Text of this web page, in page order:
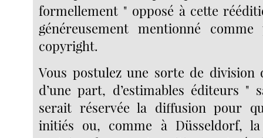
formellement " opposé à cette
généreusement mentionné
copyright.
Vous postulez une sorte de
d’une part, d’estimables éditeurs "
serait réservée la diffusion pour
initiés ou, comme à Düsseldorf,